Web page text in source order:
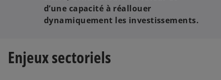
d’une capacité à réallouer
dynamiquement les investissements.
Enjeux sectoriels